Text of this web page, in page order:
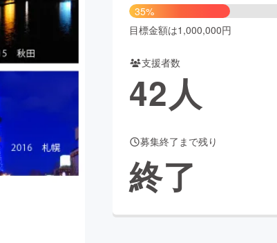
アニメ・漫画
ビューティー・ヘルスケア
Good CAMPFIRE Creation
税
machi-yaコミュニティ
35%
目標金額は1,000,000円
支援者数
42人
募集終了まで残り
終了